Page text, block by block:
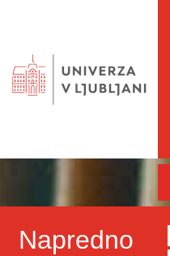
Napredno